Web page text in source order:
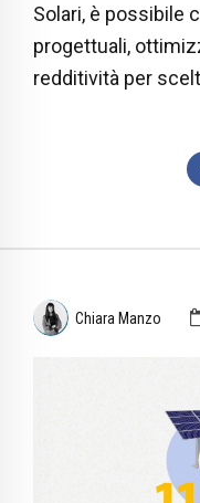
Solari, è possibile
progettuali,
redditività per
Chiara Manzo